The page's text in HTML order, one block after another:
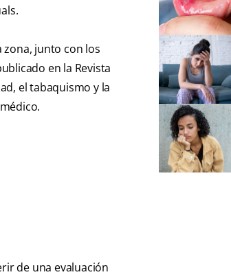
zona, junto con los
en la Revista
el tabaquismo y la
de una evaluación